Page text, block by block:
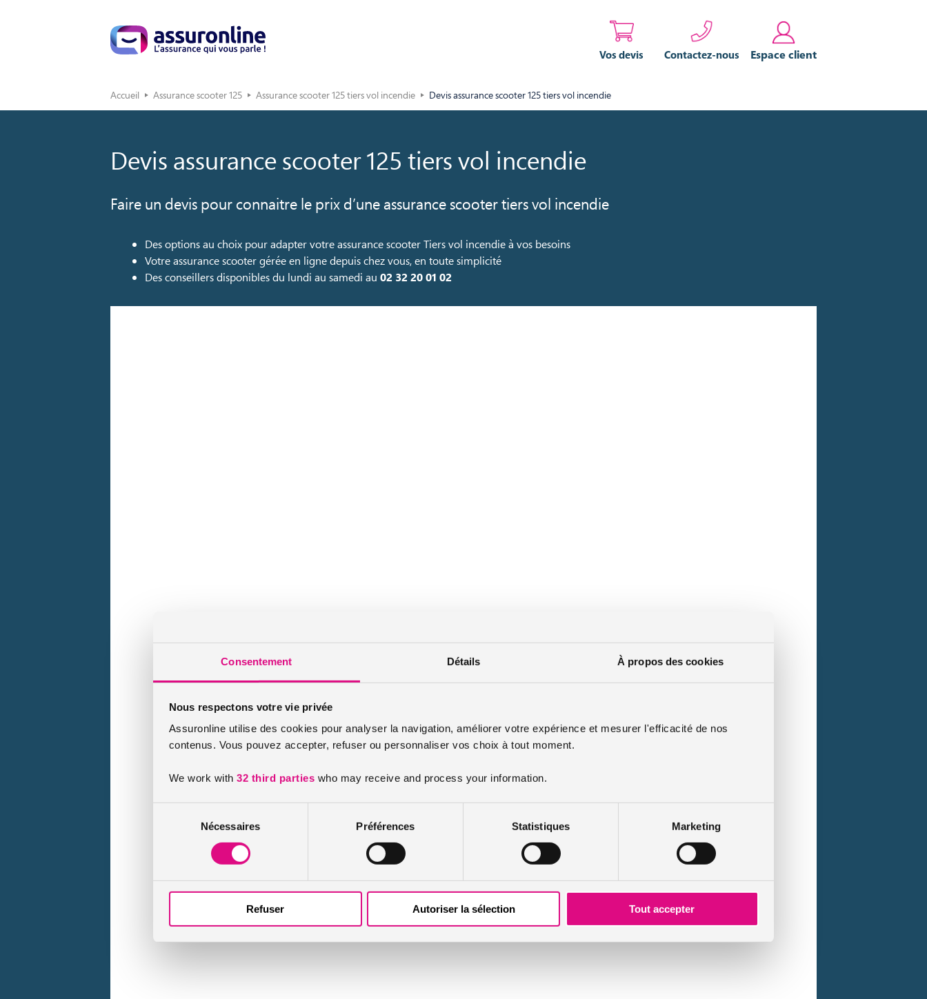
Consentement Détails À propos des cookies
Nous respectons votre vie privée
Assuronline utilise des cookies pour analyser la navigation, améliorer votre expérience et mesurer l'efficacité de nos
contenus. Vous pouvez accepter, refuser ou personnaliser vos choix à tout moment.
We work with 32 third parties who may receive and process your information.
consentement
Nécessaires Préférences Statistiques Marketing
Refuser Autoriser la sélection Tout accepter
Vos devis Contactez-nous Espace client
Accueil Assurance scooter 125 Assurance scooter 125 tiers vol incendie Devis assurance scooter 125 tiers vol incendie
Devis assurance scooter 125 tiers vol incendie
Faire un devis pour connaitre le prix d’une assurance scooter tiers vol incendie
Des options au choix pour adapter votre assurance scooter Tiers vol incendie à vos besoins
Votre assurance scooter gérée en ligne depuis chez vous, en toute simplicité
Des conseillers disponibles du lundi au samedi au 02 32 20 01 02